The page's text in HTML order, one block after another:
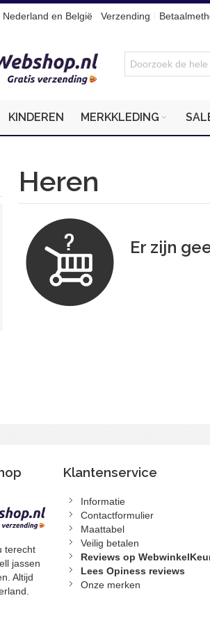
en België Verzending
KINDEREN MERKKLEDING
Heren
Er zijn
terecht
jassen
Altijd
Klantenservice
Informatie
Contactformulier
Maattabel
Veilig betalen
Reviews op
Lees Opiness reviews
Onze merken